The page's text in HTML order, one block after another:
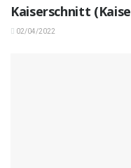
Kaiserschnitt
02/04/2022